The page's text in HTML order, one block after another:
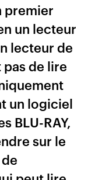
premier
un lecteur
lecteur de
pas de lire
un logiciel
BLU-RAY,
sur le